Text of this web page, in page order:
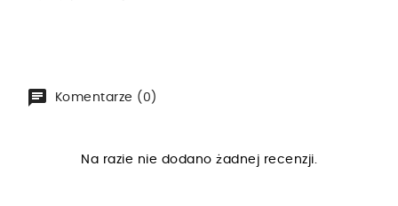
Komentarze (0)
Na razie nie dodano żadnej recenzji.